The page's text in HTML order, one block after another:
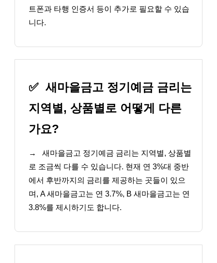
트폰과 타행 인증서 등이 추가로 필요할 수 있습
니다.
✅ 새마을금고 정기예금 금리는
지역별, 상품별로 어떻게 다른
가요?
→
새마을금고 정기예금 금리는 지역별, 상품별
로 조금씩 다를 수 있습니다. 현재 연 3%대 중반
에서 후반까지의 금리를 제공하는 곳들이 있으
며, A 새마을금고는 연 3.7%, B 새마을금고는 연
3.8%를 제시하기도 합니다.